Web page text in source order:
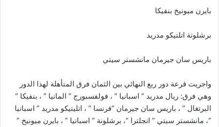
بايرن ميونيخ بنفيكا
برشلونة اتلتيكو مدريد
باريس سان جيرمان مانشستر سيتي
واجريت قرعة دور ربع النهائي بين الثمان فرق المتأهلة لهذا الدور
وهي فرق: ريال مدريد ” اسبانيا ” ، فولفسبورج ” المانيا ” ، بنفيكا ”
البرتغال ” ، باريس سان جيرمان “فرنسا ” ، اتليتيكو مدريد ” اسبانيا
“، مانشستر سيتي ” انجلترا “، برشلونة ” اسبانيا ” ، بايرن ميونيخ ”